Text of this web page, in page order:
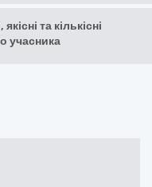
та кількісні
учасника